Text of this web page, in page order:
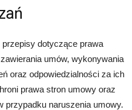
dotyczące prawa
umów, wykonywania
oraz odpowiedzialności za ich
prawa stron umowy oraz
przypadku naruszenia umowy.